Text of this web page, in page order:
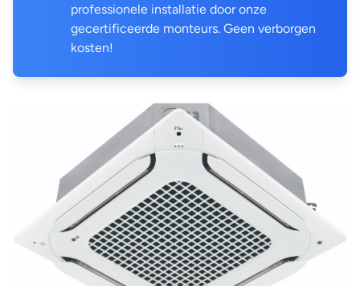
professionele installatie door onze
gecertificeerde monteurs. Geen verborgen
kosten!